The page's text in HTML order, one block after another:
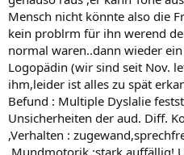
Mensch nicht könnte also die
kein problrm für ihn werend
normal waren..dann wieder
Logopädin (wir sind seit Nov.
ihm,leider ist alles zu spät
Befund : Multiple Dyslalie
Unsicherheiten der aud. Diff.
,Verhalten :
,Mundmotorik :stark auffällig!